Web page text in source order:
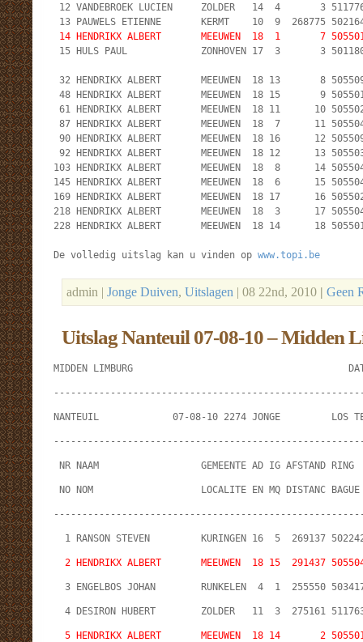
12 VANDEBROEK LUCIEN     ZOLDER   14  4       3
13 PAUWELS ETIENNE       KERMT    10  9  268775
14 HENDRIKX ALBERT       MEEUWEN  18  1       7
15 HULS PAUL             ZONHOVEN 17  3       3
32 HENDRIKX ALBERT       MEEUWEN  18 13       8
48 HENDRIKX ALBERT       MEEUWEN  18 15       9
61 HENDRIKX ALBERT       MEEUWEN  18 11      10
87 HENDRIKX ALBERT       MEEUWEN  18  7      11
90 HENDRIKX ALBERT       MEEUWEN  18 16      12
92 HENDRIKX ALBERT       MEEUWEN  18 12      13
103 HENDRIKX ALBERT       MEEUWEN  18  8      14
145 HENDRIKX ALBERT       MEEUWEN  18  6      15
169 HENDRIKX ALBERT       MEEUWEN  18 17      16
218 HENDRIKX ALBERT       MEEUWEN  18  3      17
228 HENDRIKX ALBERT       MEEUWEN  18 14      18
De volledig uitslag kan u vinden op www.topi.be
admin | Jonge Duiven, Uitslagen | 08 22nd, 2010 | Geen
Uitslag Nanteuil 07-08-10 – Midden
MIDDEN LIMBURG
NANTEUIL             07-08-10 2274 JONGE         LOS
NR NAAM                  GEMEENTE AD IG AFSTAND RING
NO NOM                   LOCALITE EN MQ DISTANC
1 RANSON STEVEN         KURINGEN 16  5  269137
2 HENDRIKX ALBERT       MEEUWEN  18 15  291437
3 ENGELBOS JOHAN        RUNKELEN  4  1  255550
4 DESIRON HUBERT        ZOLDER   11  3  275161
5 HENDRIKX ALBERT       MEEUWEN  18 14       2